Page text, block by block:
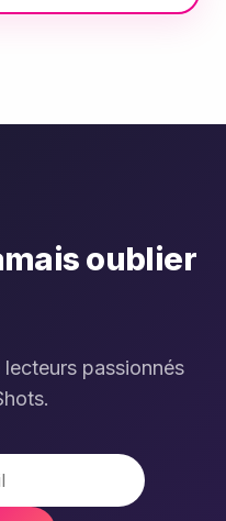
oublier
passionnés